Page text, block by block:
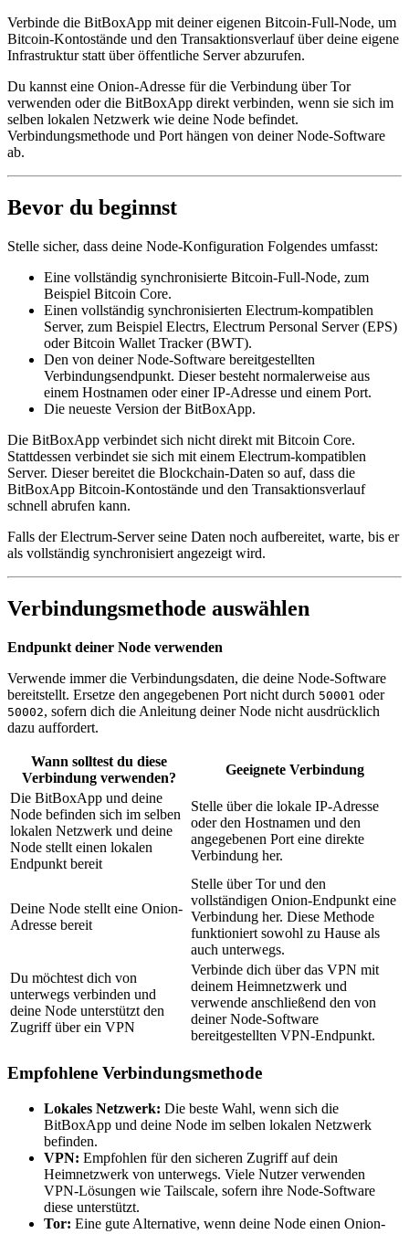
Verbinde die BitBoxApp mit deiner eigenen Bitcoin-Full-Node, um
Bitcoin-Kontostände und den Transaktionsverlauf über deine eigene
Infrastruktur statt über öffentliche Server abzurufen.
Du kannst eine Onion-Adresse für die Verbindung über Tor
verwenden oder die BitBoxApp direkt verbinden, wenn sie sich im
selben lokalen Netzwerk wie deine Node befindet.
Verbindungsmethode und Port hängen von deiner Node-Software
ab.
Bevor du beginnst
Stelle sicher, dass deine Node-Konfiguration Folgendes umfasst:
Eine vollständig synchronisierte Bitcoin-Full-Node, zum
Beispiel Bitcoin Core.
Einen vollständig synchronisierten Electrum-kompatiblen
Server, zum Beispiel Electrs, Electrum Personal Server (EPS)
oder Bitcoin Wallet Tracker (BWT).
Den von deiner Node-Software bereitgestellten
Verbindungsendpunkt. Dieser besteht normalerweise aus
einem Hostnamen oder einer IP-Adresse und einem Port.
Die neueste Version der BitBoxApp.
Die BitBoxApp verbindet sich nicht direkt mit Bitcoin Core.
Stattdessen verbindet sie sich mit einem Electrum-kompatiblen
Server. Dieser bereitet die Blockchain-Daten so auf, dass die
BitBoxApp Bitcoin-Kontostände und den Transaktionsverlauf
schnell abrufen kann.
Falls der Electrum-Server seine Daten noch aufbereitet, warte, bis er
als vollständig synchronisiert angezeigt wird.
Verbindungsmethode auswählen
Endpunkt deiner Node verwenden
Verwende immer die Verbindungsdaten, die deine Node-Software
bereitstellt. Ersetze den angegebenen Port nicht durch 50001 oder
50002, sofern dich die Anleitung deiner Node nicht ausdrücklich
dazu auffordert.
Wann solltest du diese
Verbindung verwenden?
Geeignete Verbindung
Die BitBoxApp und deine
Node befinden sich im selben
lokalen Netzwerk und deine
Node stellt einen lokalen
Endpunkt bereit
Stelle über die lokale IP-Adresse
oder den Hostnamen und den
angegebenen Port eine direkte
Verbindung her.
Deine Node stellt eine Onion-
Adresse bereit
Stelle über Tor und den
vollständigen Onion-Endpunkt eine
Verbindung her. Diese Methode
funktioniert sowohl zu Hause als
auch unterwegs.
Du möchtest dich von
unterwegs verbinden und
deine Node unterstützt den
Zugriff über ein VPN
Verbinde dich über das VPN mit
deinem Heimnetzwerk und
verwende anschließend den von
deiner Node-Software
bereitgestellten VPN-Endpunkt.
Empfohlene Verbindungsmethode
Lokales Netzwerk: Die beste Wahl, wenn sich die
BitBoxApp und deine Node im selben lokalen Netzwerk
befinden.
VPN: Empfohlen für den sicheren Zugriff auf dein
Heimnetzwerk von unterwegs. Viele Nutzer verwenden
VPN-Lösungen wie Tailscale, sofern ihre Node-Software
diese unterstützt.
Tor: Eine gute Alternative, wenn deine Node einen Onion-